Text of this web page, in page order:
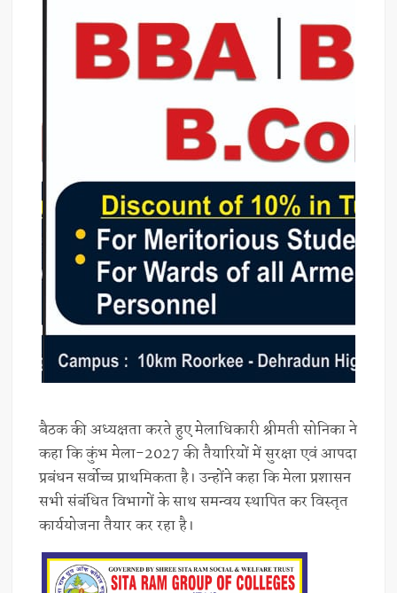
बैठक की अध्यक्षता करते हुए मेलाधिकारी श्रीमती सोनिका ने
कहा कि कुंभ मेला-2027 की तैयारियों में सुरक्षा एवं आपदा
प्रबंधन सर्वोच्च प्राथमिकता है। उन्होंने कहा कि मेला प्रशासन
सभी संबंधित विभागों के साथ समन्वय स्थापित कर विस्तृत
कार्ययोजना तैयार कर रहा है।